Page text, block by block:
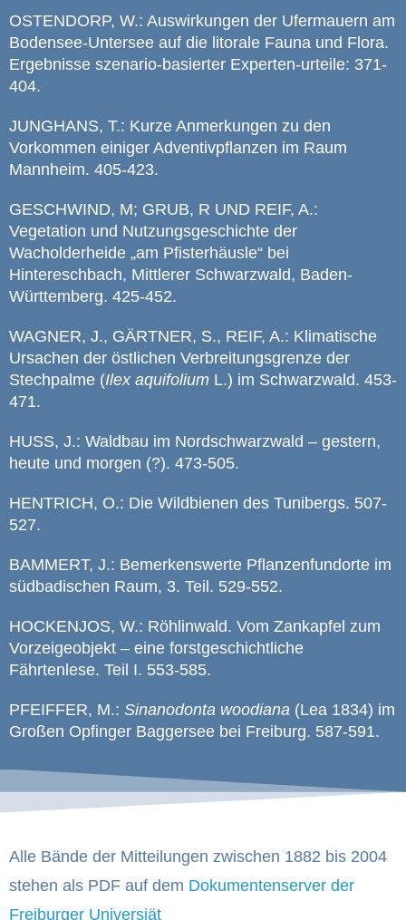
OSTENDORP, W.: Auswirkungen der Ufermauern am
Bodensee-Untersee auf die litorale Fauna und Flora.
Ergebnisse szenario-basierter Experten-urteile: 371-
404.
JUNGHANS, T.: Kurze Anmerkungen zu den
Vorkommen einiger Adventivpflanzen im Raum
Mannheim. 405-423.
GESCHWIND, M; GRUB, R UND REIF, A.:
Vegetation und Nutzungsgeschichte der
Wacholderheide „am Pfisterhäusle“ bei
Hintereschbach, Mittlerer Schwarzwald, Baden-
Württemberg. 425-452.
WAGNER, J., GÄRTNER, S., REIF, A.: Klimatische
Ursachen der östlichen Verbreitungsgrenze der
Stechpalme (Ilex aquifolium L.) im Schwarzwald. 453-
471.
HUSS, J.: Waldbau im Nordschwarzwald – gestern,
heute und morgen (?). 473-505.
HENTRICH, O.: Die Wildbienen des Tunibergs. 507-
527.
BAMMERT, J.: Bemerkenswerte Pflanzenfundorte im
südbadischen Raum, 3. Teil. 529-552.
HOCKENJOS, W.: Röhlinwald. Vom Zankapfel zum
Vorzeigeobjekt – eine forstgeschichtliche
Fährtenlese. Teil I. 553-585.
PFEIFFER, M.: Sinanodonta woodiana (Lea 1834) im
Großen Opfinger Baggersee bei Freiburg. 587-591.
Alle Bände der Mitteilungen zwischen 1882 bis 2004
stehen als PDF auf dem Dokumentenserver der
Freiburger Universiät